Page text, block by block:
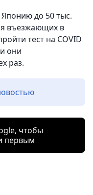
до 50 тыс.
въезжающих в
тест на COVID
они
раз.
чтобы
первым